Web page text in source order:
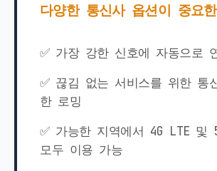
다양한 통신사 옵션이 중요
✅ 가장 강한 신호에 자동으로
✅ 끊김 없는 서비스를 위한 통
한 로밍
✅ 가능한 지역에서 4G LTE 및
모두 이용 가능